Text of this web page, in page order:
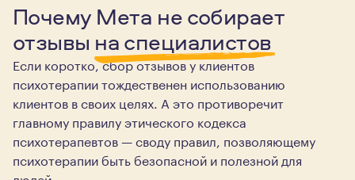
Почему Мета не собирает
отзывы на специалистов
Если коротко, сбор отзывов у клиентов
психотерапии тождественен использованию
клиентов в своих целях. А это противоречит
главному правилу этического кодекса
психотерапевтов — своду правил, позволяющему
психотерапии быть безопасной и полезной для